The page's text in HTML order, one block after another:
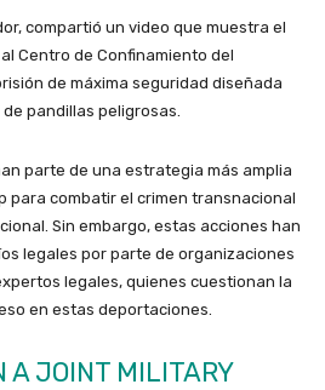
compartió un video que muestra el
Centro de Confinamiento del
de máxima seguridad diseñada
pandillas peligrosas.
parte de una estrategia más amplia
para combatir el crimen transnacional
Sin embargo, estas acciones han
legales por parte de organizaciones
legales, quienes cuestionan la
en estas deportaciones.
A JOINT MILITARY